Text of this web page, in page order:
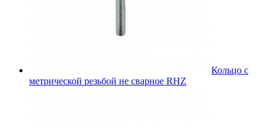
Кольцо с
метрической резьбой не сварное RHZ